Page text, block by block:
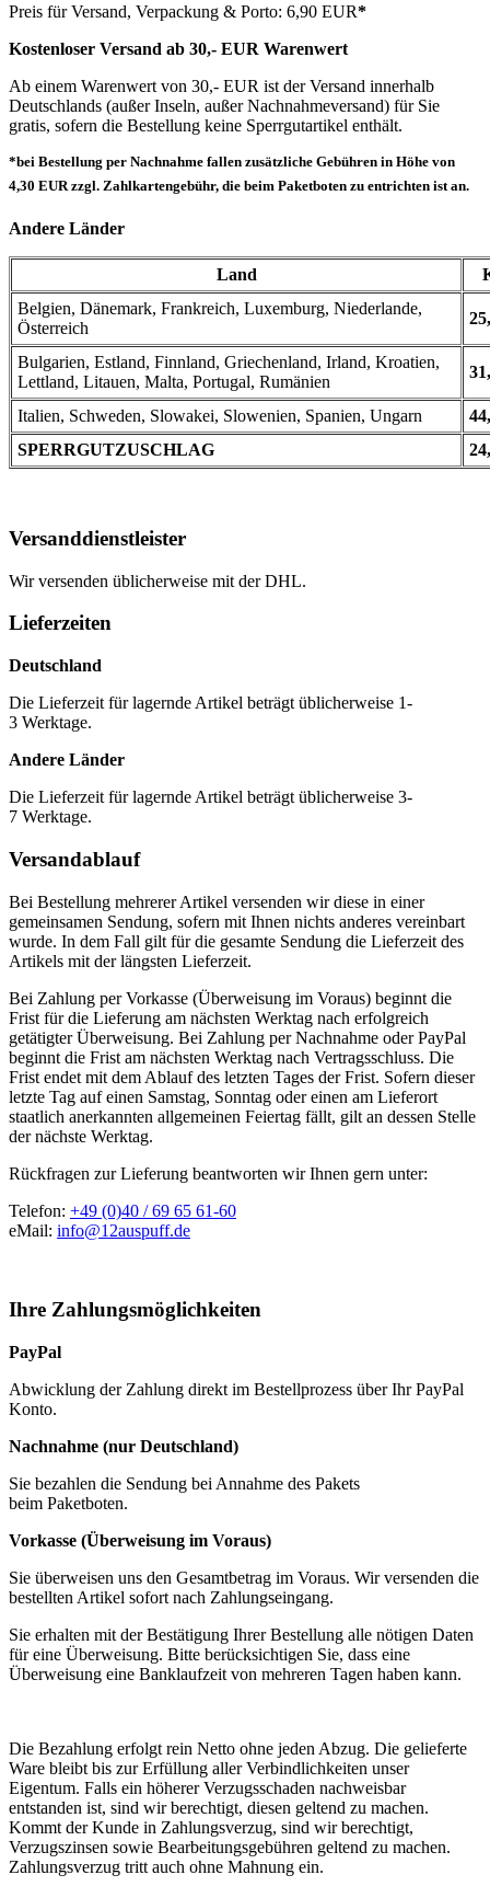
Preis für Versand, Verpackung & Porto: 6,90 EUR*
Kostenloser Versand ab 30,- EUR Warenwert
Ab einem Warenwert von 30,- EUR ist der Versand innerhalb
Deutschlands (außer Inseln, außer Nachnahmeversand) für Sie
gratis, sofern die Bestellung keine Sperrgutartikel enthält.
*bei Bestellung per Nachnahme fallen zusätzliche Gebühren in Höhe von
4,30 EUR zzgl. Zahlkartengebühr, die beim Paketboten zu entrichten ist an.
Andere Länder
Land
Belgien, Dänemark, Frankreich, Luxemburg, Niederlande,
Österreich
Bulgarien, Estland, Finnland, Griechenland, Irland, Kroatien,
Lettland, Litauen, Malta, Portugal, Rumänien
Italien, Schweden, Slowakei, Slowenien, Spanien, Ungarn
SPERRGUTZUSCHLAG
Versanddienstleister
Wir versenden üblicherweise mit der DHL.
Lieferzeiten
Deutschland
Die Lieferzeit für lagernde Artikel beträgt üblicherweise 1-
3 Werktage.
Andere Länder
Die Lieferzeit für lagernde Artikel beträgt üblicherweise 3-
7 Werktage.
Versandablauf
Bei Bestellung mehrerer Artikel versenden wir diese in einer
gemeinsamen Sendung, sofern mit Ihnen nichts anderes vereinbart
wurde. In dem Fall gilt für die gesamte Sendung die Lieferzeit des
Artikels mit der längsten Lieferzeit.
Bei Zahlung per Vorkasse (Überweisung im Voraus) beginnt die
Frist für die Lieferung am nächsten Werktag nach erfolgreich
getätigter Überweisung. Bei Zahlung per Nachnahme oder PayPal
beginnt die Frist am nächsten Werktag nach Vertragsschluss. Die
Frist endet mit dem Ablauf des letzten Tages der Frist. Sofern dieser
letzte Tag auf einen Samstag, Sonntag oder einen am Lieferort
staatlich anerkannten allgemeinen Feiertag fällt, gilt an dessen Stelle
der nächste Werktag.
Rückfragen zur Lieferung beantworten wir Ihnen gern unter:
Telefon: +49 (0)40 / 69 65 61-60
eMail: info@12auspuff.de
Ihre Zahlungsmöglichkeiten
PayPal
Abwicklung der Zahlung direkt im Bestellprozess über Ihr PayPal
Konto.
Nachnahme (nur Deutschland)
Sie bezahlen die Sendung bei Annahme des Pakets
beim Paketboten.
Vorkasse (Überweisung im Voraus)
Sie überweisen uns den Gesamtbetrag im Voraus. Wir versenden die
bestellten Artikel sofort nach Zahlungseingang.
Sie erhalten mit der Bestätigung Ihrer Bestellung alle nötigen Daten
für eine Überweisung. Bitte berücksichtigen Sie, dass eine
Überweisung eine Banklaufzeit von mehreren Tagen haben kann.
Die Bezahlung erfolgt rein Netto ohne jeden Abzug. Die gelieferte
Ware bleibt bis zur Erfüllung aller Verbindlichkeiten unser
Eigentum. Falls ein höherer Verzugsschaden nachweisbar
entstanden ist, sind wir berechtigt, diesen geltend zu machen.
Kommt der Kunde in Zahlungsverzug, sind wir berechtigt,
Verzugszinsen sowie Bearbeitungsgebühren geltend zu machen.
Zahlungsverzug tritt auch ohne Mahnung ein.